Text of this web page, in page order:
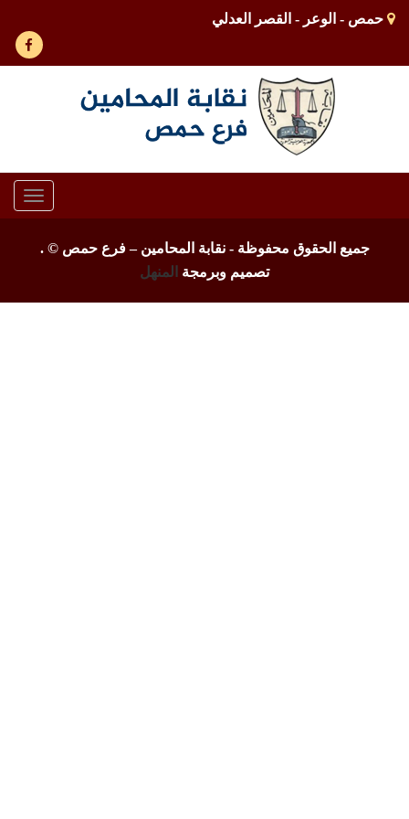
حمص - الوعر - القصر العدلي
جميع الحقوق محفوظة - نقابة المحامين – فرع حمص ©.
تصميم وبرمجة
المنهل